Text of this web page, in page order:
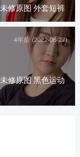
修原图 外套短裤
4年前 (2022-06-27)
修原图 黑色运动